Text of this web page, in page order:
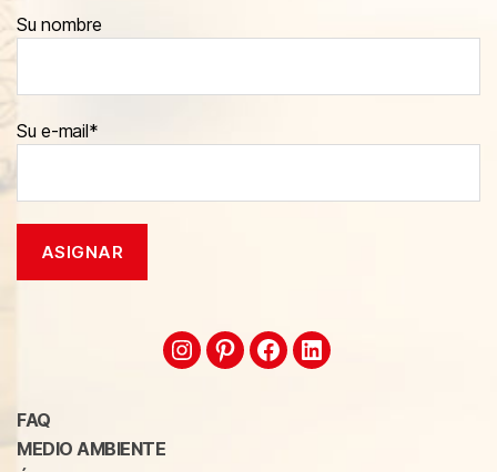
Su nombre
Su e-mail*
FAQ
MEDIO AMBIENTE